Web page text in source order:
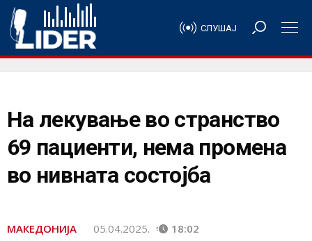
СЛУШАЈ
На лекување во странство
69 пациенти, нема промена
во нивната состојба
МАКЕДОНИЈА 05.04.2025. 18:02